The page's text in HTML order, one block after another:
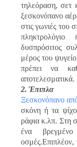
τηλεόραση, σετ
ξεσκονόπανο
στις γωνιές του
δυσπρόσιτος
μέρος του
πρέπει να
αποτελεσματικά.
2. Έπιπλα
Ξεσκονόπανο
σκόνη ή τα
ράφια κ.λπ. Στη
ένα
οσμές.Επιπλέον,